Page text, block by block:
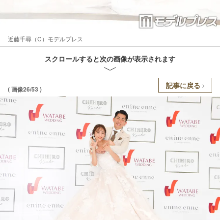
近藤千尋（C）モデルプレス
スクロールすると次の画像が表示されます
( 画像26/53 ) 記事に戻る